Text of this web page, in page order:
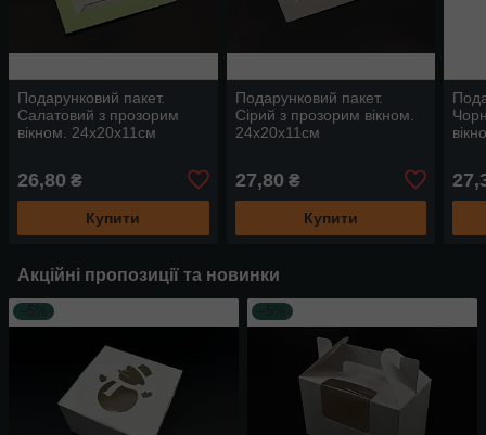
Подарунковий пакет.
Салатовий з прозорим
вікном. 24х20х11см
26,80 ₴
Купити
Подарунковий пакет.
Сірий з прозорим вікном.
24х20х11см
27,80 ₴
Купити
Акційні пропозиції та новинки